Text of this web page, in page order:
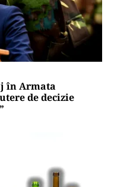
în Armata
de decizie